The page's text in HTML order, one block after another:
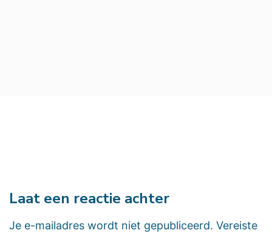
Laat een reactie achter
Je e-mailadres wordt niet gepubliceerd. Vereiste